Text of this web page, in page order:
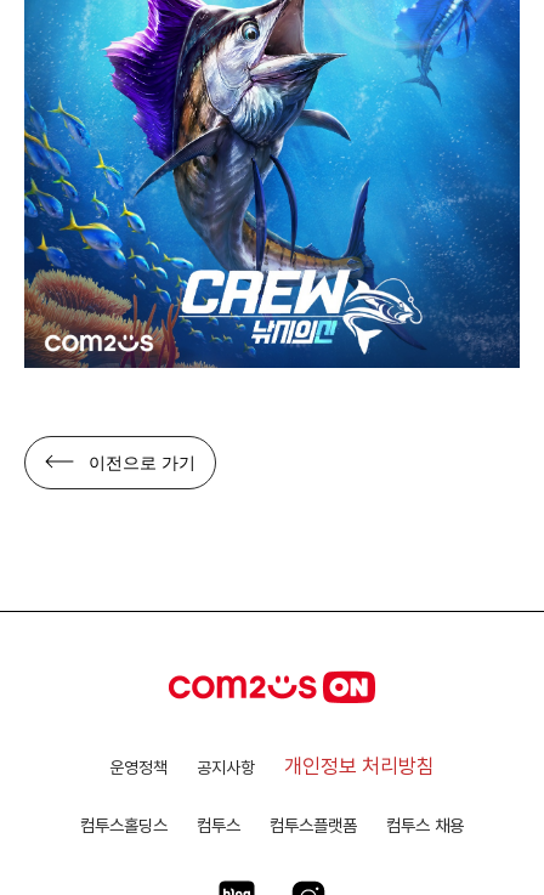
이전으로 가기
운영정책 공지사항 개인정보 처리방침
컴투스홀딩스 컴투스 컴투스플랫폼 컴투스 채용